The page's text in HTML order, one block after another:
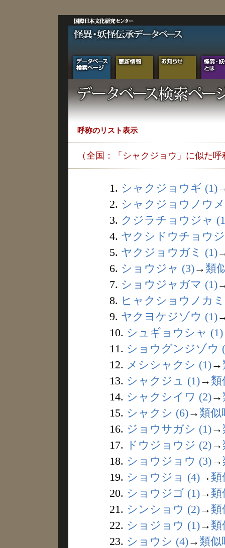
呼称のリスト表示
（全国：「シャクジョウ」に似た呼
1. シャクジョウギ (1)
2. シャクジョウノウ
3. クジラチョウジャ
4. ヤクシドウチョウ
5. ヤクジョウガミ (1)
6. ショウジャ (3)→ 類
7. ショウジャガマ (1)
8. ヒャクショウノカ
9. ヤクヨケジゾウ (1)
10. シュギョウシャ (1)
11. ショウグンジゾウ
12. メシシャクシ (1)→
13. シャクジュ (1)→ 類
14. シャクシイワ (2)→
15. シャクシ (6)→ 類似
16. ジョウサガシ (1)→
17.
ドウジョウジ (2)→
18. ショウジョウ (3)→
19. ショウジョ (4)→ 類
20. ショウジゴ (1)→ 類
21. シンショウ (2)→ 類
22. ショジョウ (1)→ 類
23. ショウシ (4)→ 類似